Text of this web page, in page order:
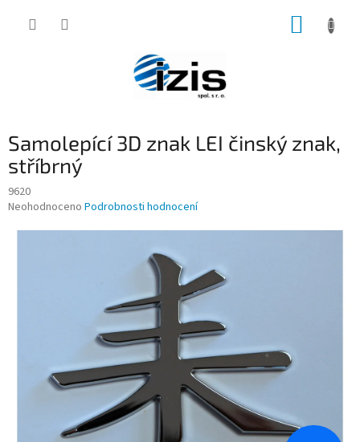
Samolepící 3D znak LEI činský znak,
stříbrný
9620
Průměrné
Neohodnoceno Podrobnosti hodnocení